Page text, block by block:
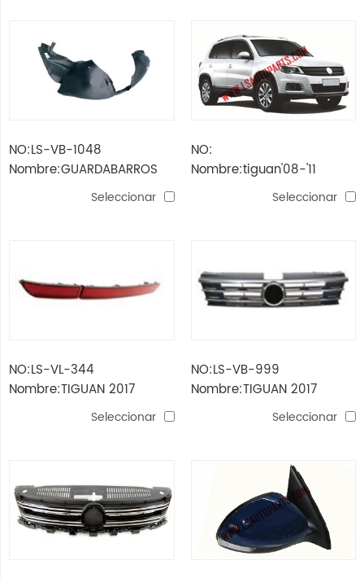
NO:LS-VB-1048
Nombre:GUARDABARROS
INTERIOR TIGUAN 2008-
Seleccionar
NO:
Nombre:tiguan'08-'11
Seleccionar
NO:LS-VL-344
Nombre:TIGUAN 2017
PARACHOQUES TRASERO
Seleccionar
NO:LS-VB-999
Nombre:TIGUAN 2017
Seleccionar